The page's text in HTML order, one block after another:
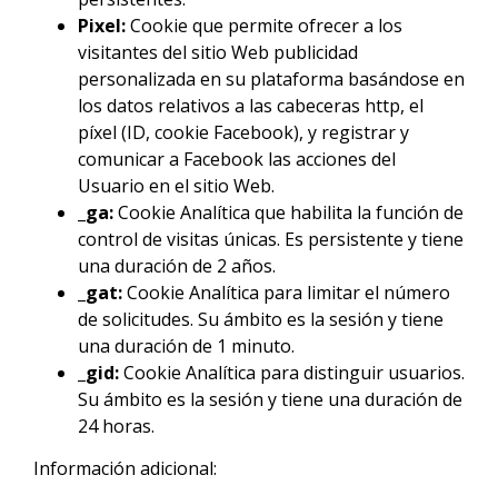
Pixel:Cookie que permite ofrecer a los
visitantes del sitio Web publicidad
personalizada en su plataforma basándose en
los datos relativos a las cabeceras http, el
píxel (ID, cookie Facebook), y registrar y
comunicar a Facebook las acciones del
Usuario en el sitio Web.
_ga:Cookie Analítica que habilita la función de
control de visitas únicas. Es persistente y tiene
una duración de 2 años.
_gat:Cookie Analítica para limitar el número
de solicitudes. Su ámbito es la sesión y tiene
una duración de 1 minuto.
_gid:Cookie Analítica para distinguir usuarios.
Su ámbito es la sesión y tiene una duración de
24 horas.
Información adicional: